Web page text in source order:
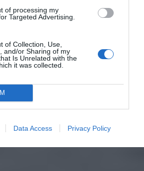
of processing my
Targeted Advertising.
of Collection, Use,
and/or Sharing of my
Is Unrelated with the
it was collected.
Data Access Privacy Policy